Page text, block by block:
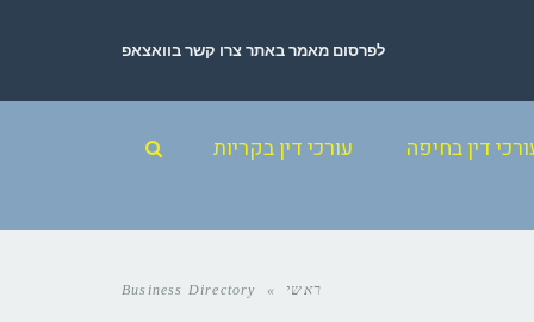
לפרסום מאמר באתר צרו קשר בוואצאפ
דין בחיפה עורכי דין בקריות
ראשי »
Business Directory